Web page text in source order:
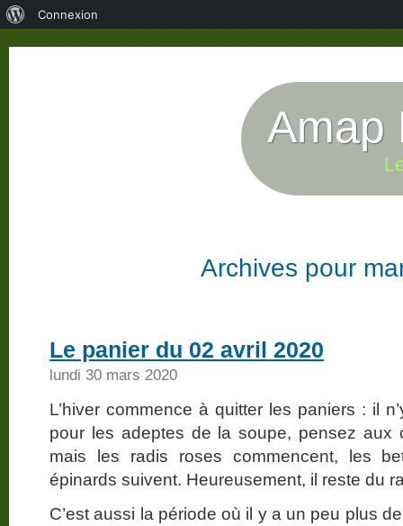
Amap
Archives pour
Le panier du 02 avril 2020
lundi 30 mars 2020
L’hiver commence à quitter les paniers : il
pour les adeptes de la soupe, pensez aux
mais les radis roses commencent, les
épinards suivent. Heureusement, il reste du
C’est aussi la période où il y a un peu plus
Connexion